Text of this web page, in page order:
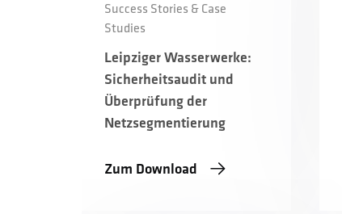
Success Stories & Case
Studies
Leipziger Wasserwerke:
Sicherheitsaudit und
Überprüfung der
Netzsegmentierung
Zum Download